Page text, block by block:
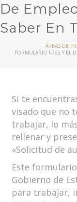
De
Saber En
ÁREAS DE
FORMULARIO I-765 Y EL
Si te
visado que no
trabajar, lo
rellenar y
«Solicitud de
Este
Gobierno de
para trabajar,